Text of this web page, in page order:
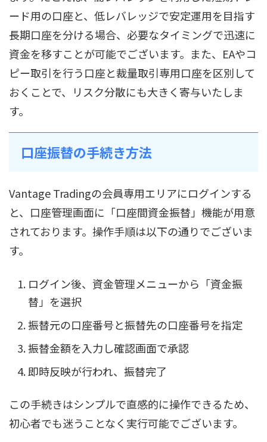
ード用の口座と、低レバレッジで安定運用を目指す
長期口座を分ける場合、必要なタイミングで迅速に
資金を移すことが可能でございます。また、EAやコ
ピー取引を行う口座と裁量取引専用口座を区別して
おくことで、リスク分散にも大きく寄与いたしま
す。
口座振替の手続き方法
Vantage Tradingの会員専用エリアにログインする
と、口座管理画面に「口座間資金振替」機能が用意
されております。操作手順は以下の通りでございま
す。
ログイン後、資金管理メニューから「資金振
替」を選択
振替元の口座番号と振替先の口座番号を指定
振替金額を入力し確認画面で承認
即時反映が行われ、振替完了
この手続きはシンプルで直感的に操作できるため、
初心者でも迷うことなく実行可能でございます。